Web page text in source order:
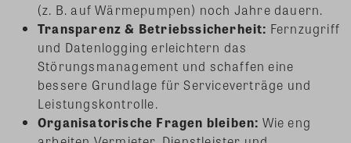
(z. B. auf Wärmepumpen) noch Jahre dauern.
Transparenz & Betriebssicherheit: Fernzugriff
und Datenlogging erleichtern das
Störungsmanagement und schaffen eine
bessere Grundlage für Serviceverträge und
Leistungskontrolle.
Organisatorische Fragen bleiben: Wie eng